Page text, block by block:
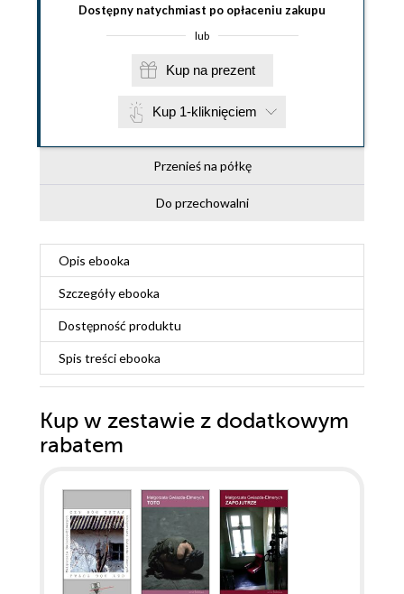
Dostępny natychmiast po opłaceniu zakupu
lub
Kup na prezent
Kup 1-kliknięciem
Przenieś na półkę
Do przechowalni
Opis ebooka
Szczegółyebooka
Dostępność produktu
Spis treściebooka
Kup w zestawie z dodatkowym
rabatem